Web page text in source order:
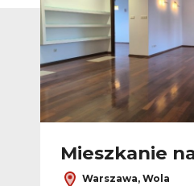
Mieszkanie
Warszawa, Wola